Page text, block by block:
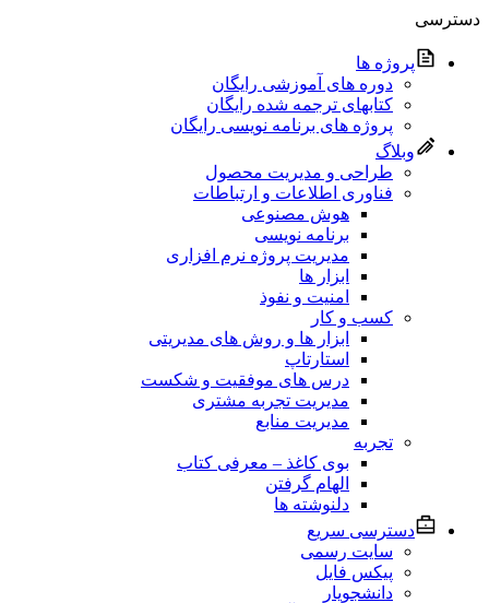
دسترسی
پروژه‌ ها
دوره های آموزشی رایگان
کتابهای ترجمه شده رایگان
پروژه های برنامه نویسی رایگان
وبلاگ
طراحی و مدیریت محصول
فناوری اطلاعات و ارتباطات
هوش مصنوعی
برنامه نویسی
مدیریت پروژه نرم افزاری
ابزار ها
امنیت و نفوذ
کسب و کار
ابزار ها و روش های مدیریتی
استارتاپ
درس های موفقیت و شکست
مدیریت تجربه مشتری
مدیریت منابع
تجربه
بوی کاغذ – معرفی کتاب
الهام گرفتن
دلنوشته ها
دسترسی سریع
سایت رسمی
پیکس فایل
دانشجویار